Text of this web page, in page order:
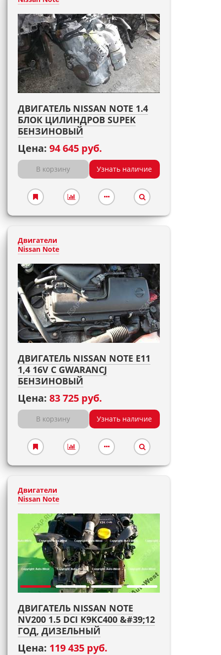
ДВИГАТЕЛЬ NISSAN NOTE 1.4
БЛОК ЦИЛИНДРОВ SUPEK
БЕНЗИНОВЫЙ
Цена: 94 645 руб.
В корзину Узнать наличие
Двигатели
Nissan Note
ДВИГАТЕЛЬ NISSAN NOTE E11
1,4 16V С GWARANCJ
БЕНЗИНОВЫЙ
Цена: 83 725 руб.
В корзину Узнать наличие
Двигатели
Nissan Note
ДВИГАТЕЛЬ NISSAN NOTE
NV200 1.5 DCI K9KC400 &#39;12
ГОД, ДИЗЕЛЬНЫЙ
Цена: 119 435 руб.